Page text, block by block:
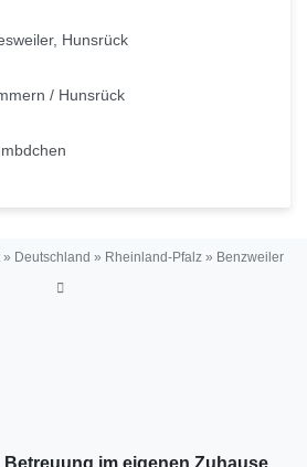
Hunsrück
/ Hunsrück
» Deutschland » Rheinland-Pfalz » Benzweiler